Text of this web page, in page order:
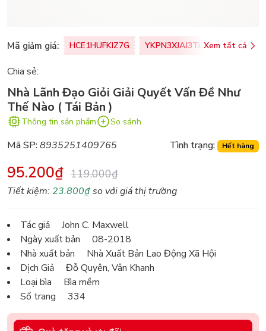
Mã giảm giá: HCE1HUFKIZ7G YKPN3XJAJ3TJ Xem tất cả
Chia sẻ:
Nhà Lãnh Đạo Giỏi Giải Quyết Vấn Đề Như
Thế Nào ( Tái Bản )
Thông tin sản phẩm So sánh
Mã SP:8935251409765 Tình trạng: Hết hàng
95.200₫ 119.000₫
Tiết kiệm: 23.800₫so với giá thị trường
Tác giả John C. Maxwell
Ngày xuất bản 08-2018
Nhà xuất bản Nhà Xuất Bản Lao Động Xã Hội
Dịch Giả Đỗ Quyên, Vân Khanh
Loại bìa Bìa mềm
Số trang 334